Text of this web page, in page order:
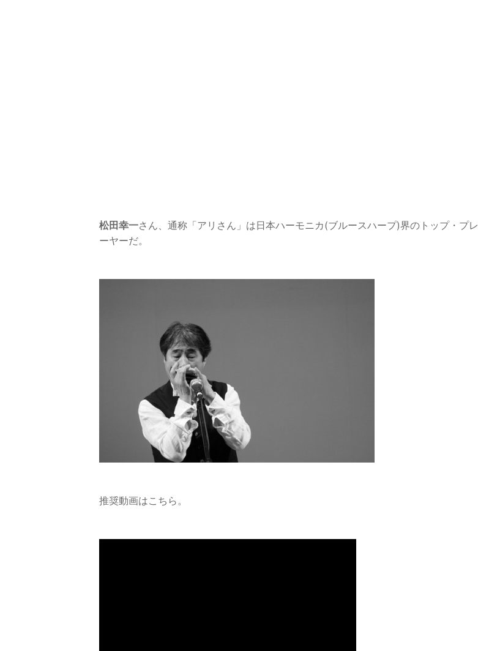
松田幸一さん、通称「アリさん」は日本ハーモニカ(ブルースハープ)界のトップ・プレ
ーヤーだ。
推奨動画はこちら。